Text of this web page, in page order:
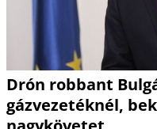
Drón robbant
gázvezetéknél,